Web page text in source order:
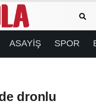
ASAYİŞ SPOR
dronlu